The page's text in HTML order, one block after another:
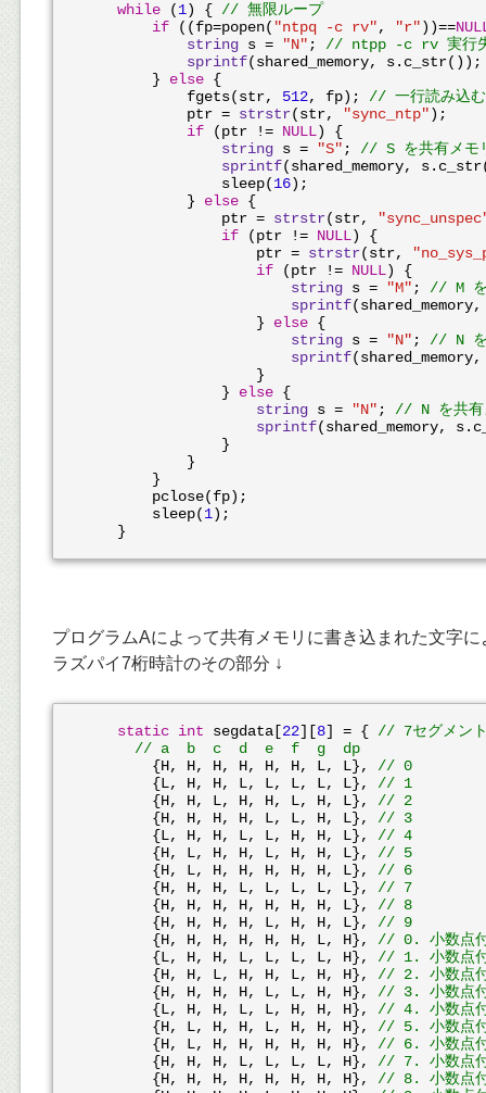
while (1) { // 無限ループ
if ((fp=popen( "ntpq -c rv", "r"))==
string s = "N"; // ntpp -c rv 実行失
sprintf(shared_memory, s.c_str());
        }
else {
            fgets(str,
512, fp); // 一行読み込む
            ptr =
strstr(str, "sync_ntp");
if (ptr != NULL) {
string s = "S"; // S を共有メモ
sprintf(shared_memory,
                sleep(
16);
            }
else {
                ptr =
strstr(str,
if (ptr != NULL) {
                    ptr =
strstr(str,
if (ptr != NULL) {
string s = "M"; // M
sprintf
                    }
else {
string s = "N"; // N を
sprintf
                    }
                }
else {
string s = "N"; // N を共
sprintf(shared_memory,
                }
            }
        }
        pclose(fp);
        sleep(
1);
プログラムAによって共有メモリに書き込まれた文字
ラズパイ7桁時計のその部分 ↓
static int segdata[22][8] = { // 7セグメン
// a  b  c  d  e  f  g  dp
	{H, H, H, H, H, H, L, L},
// 0
	{L, H, H, L, L, L, L, L},
// 1
	{H, H, L, H, H, L, H, L},
// 2
	{H, H, H, H, L, L, H, L},
// 3
	{L, H, H, L, L, H, H, L},
// 4
	{H, L, H, H, L, H, H, L},
// 5
	{H, L, H, H, H, H, H, L},
// 6
	{H, H, H, L, L, L, L, L},
// 7
	{H, H, H, H, H, H, H, L},
// 8
	{H, H, H, H, L, H, H, L},
// 9
        {H, H, H, H, H, H, L, H},
// 0. 小数点
        {L, H, H, L, L, L, L, H},
// 1. 小数点
        {H, H, L, H, H, L, H, H},
// 2. 小数点
        {H, H, H, H, L, L, H, H},
// 3. 小数点
        {L, H, H, L, L, H, H, H},
// 4. 小数点
        {H, L, H, H, L, H, H, H},
// 5. 小数点
        {H, L, H, H, H, H, H, H},
// 6. 小数点
        {H, H, H, L, L, L, L, H},
// 7. 小数点
        {H, H, H, H, H, H, H, H},
// 8. 小数点